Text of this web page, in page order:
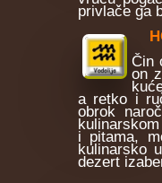
privlače ga
Čin
on
a retko i
obrok
i pitama,
kulinarsko
dezert